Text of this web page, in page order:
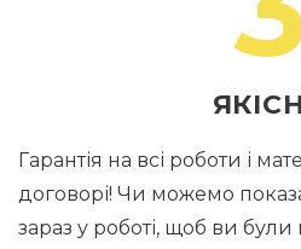
Гарантія на всі роботи і
договорі! Чи можемо
зараз у роботі, щоб ви були